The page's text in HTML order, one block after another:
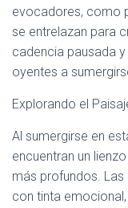
evocadores, como
se entrelazan para
cadencia pausada
oyentes a
Explorando el
Al sumergirse en
encuentran un
más profundos.
con tinta